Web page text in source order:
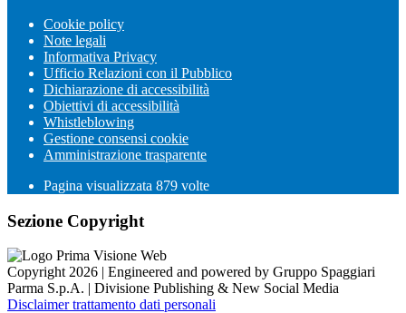
Cookie policy
Note legali
Informativa Privacy
Ufficio Relazioni con il Pubblico
Dichiarazione di accessibilità
Obiettivi di accessibilità
Whistleblowing
Gestione consensi cookie
Amministrazione trasparente
Pagina visualizzata 879 volte
Sezione Copyright
Copyright 2026 | Engineered and powered by Gruppo Spaggiari
Parma S.p.A. | Divisione Publishing & New Social Media
Disclaimer trattamento dati personali